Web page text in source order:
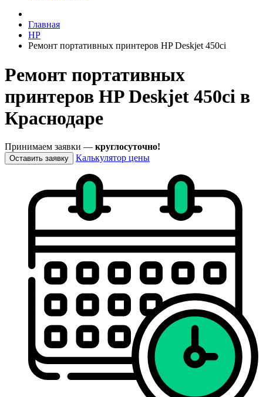
Главная
HP
Ремонт портативных принтеров HP Deskjet 450ci
Ремонт портативных
принтеров HP Deskjet 450ci в
Краснодаре
Принимаем заявки — круглосуточно!
Оставить заявку Калькулятор цены